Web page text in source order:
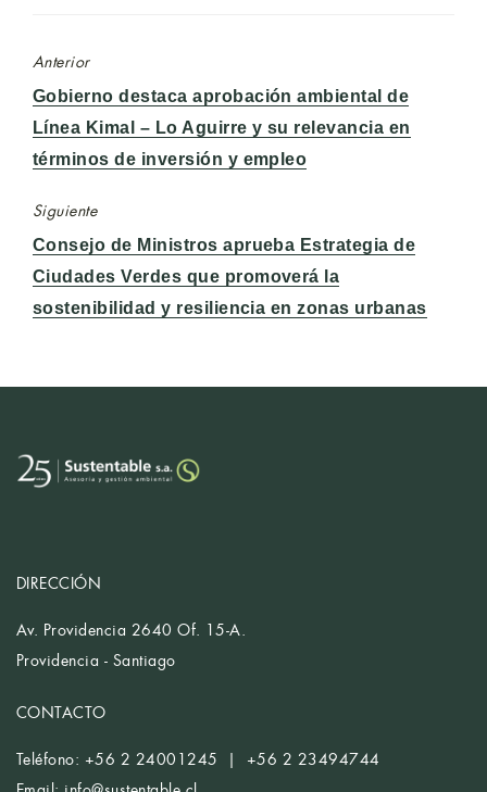
Anterior
Entrada
anterior:
Gobierno destaca aprobación ambiental de
Línea Kimal – Lo Aguirre y su relevancia en
términos de inversión y empleo
Siguiente
Entrada
siguiente:
Consejo de Ministros aprueba Estrategia de
Ciudades Verdes que promoverá la
sostenibilidad y resiliencia en zonas urbanas
DIRECCIÓN
Av. Providencia 2640 Of. 15-A.
Providencia - Santiago
CONTACTO
Teléfono: +56 2 24001245 | +56 2 23494744